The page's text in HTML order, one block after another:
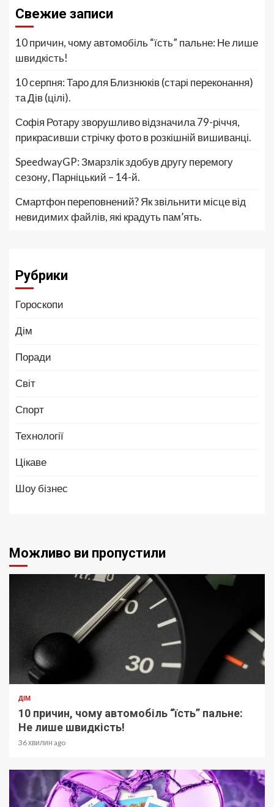
Свежие записи
10 причин, чому автомобіль “їсть” пальне: Не лише
швидкість!
10 серпня: Таро для Близнюків (старі переконання)
та Дів (цілі).
Софія Ротару зворушливо відзначила 79-річчя,
прикрасивши стрічку фото в розкішній вишиванці.
SpeedwayGP: Змарзлік здобув другу перемогу
сезону, Парніцький – 14-й.
Смартфон переповнений? Як звільнити місце від
невидимих файлів, які крадуть пам’ять.
Рубрики
Гороскопи
Дім
Поради
Світ
Спорт
Технології
Цікаве
Шоу бізнес
Можливо ви пропустили
ДІМ
10 причин, чому автомобіль “їсть” пальне:
Не лише швидкість!
36 хвилин ago